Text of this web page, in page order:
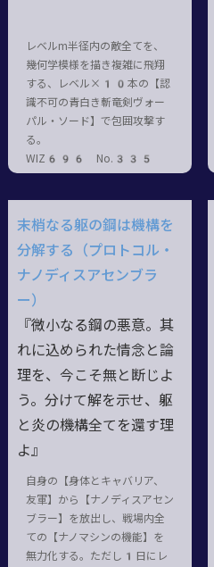
レベルm半径内の敵全てを、
幾何学模様を描き複雑に飛翔
する、レベル×10本の【認
識不可の青白き斬竜剣ヴォー
パル・ソード】で包囲攻撃す
る。
WIZ696 No.335
末梢なる躯の鋼は機構を
分解する（プロトコル・
ナノディスアセンブラ
ー）
『微小なる鋼の悪意。其
れに込められた情念と論
理を、今こそ無と断じよ
う。分けて解を示せ、躯
と炎の機構全てを還す理
よ』
自身の【身体とキャバリア、
友軍】から【ナノディスアセン
ブラー】を放出し、戦場内全
ての【ナノマシンの機能】を
無力化する。ただし1日にレ